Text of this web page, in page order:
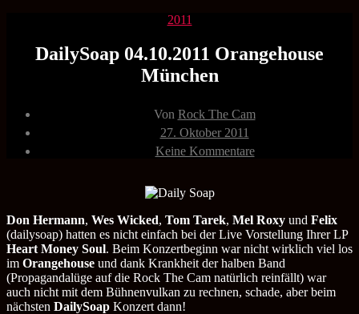
Kategorien
2011
DailySoap 04.10.2011 Orangehouse
München
Beitragsautor
Von Rock The Cam
Veröffentlichungsdatum
27. Oktober 2011
Keine Kommentarezu
DailySoap
Don Hermann, Wes Wicked, Tom Tarek, Mel Roxy und Felix
(dailysoap) hatten es nicht einfach bei der Live Vorstellung Ihrer LP
Heart Money Soul. Beim Konzertbeginn war nicht wirklich viel los
im Orangehouse und dank Krankheit der halben Band
(Propagandalüge auf die Rock The Cam natürlich reinfällt) war
auch nicht mit dem Bühnenvulkan zu rechnen, schade, aber beim
nächsten DailySoap Konzert dann!